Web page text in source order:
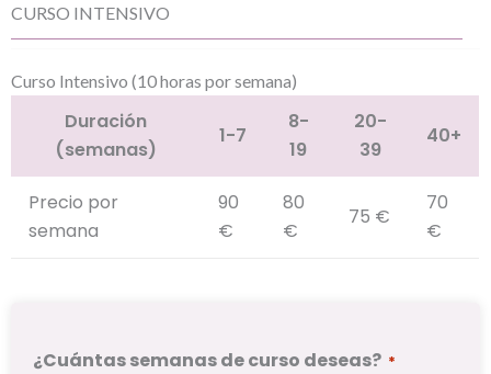
CURSO INTENSIVO
Curso Intensivo (10 horas por semana)
Duración
(semanas)
1-7
8-
19
20-
39
40+
Precio por
semana
90
€
80
€
75 €
70
€
¿Cuántas semanas de curso deseas? *